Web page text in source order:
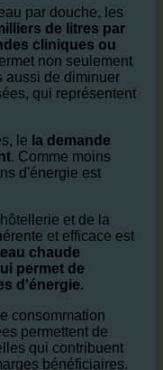
par douche, les
de litres par
cliniques ou
non seulement
aussi de diminuer
qui représentent
le la demande
. Comme moins
d'énergie est
et de la
et efficace est
chaude
permet de
d'énergie.
consommation
permettent de
qui contribuent
bénéficiaires.